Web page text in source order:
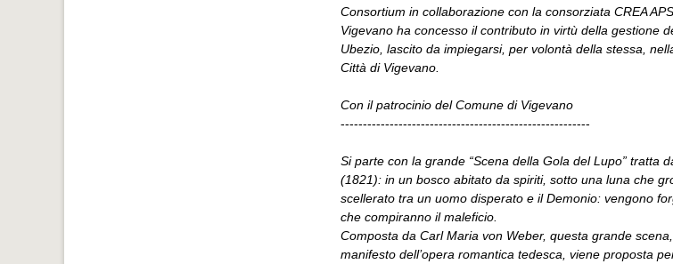
Consortium in collaborazione con la consorziata CREA
Vigevano ha concesso il contributo in virtù della gestione
Ubezio, lascito da impiegarsi, per volontà della stessa,
Città di Vigevano.
Con il patrocinio del Comune di Vigevano
--------------------------------------------------------
Si parte con la grande “Scena della Gola del Lupo” tratta
(1821): in un bosco abitato da spiriti, sotto una luna che
scellerato tra un uomo disperato e il Demonio: vengono
che compiranno il maleficio.
Composta da Carl Maria von Weber, questa grande
manifesto dell’opera romantica tedesca, viene proposta